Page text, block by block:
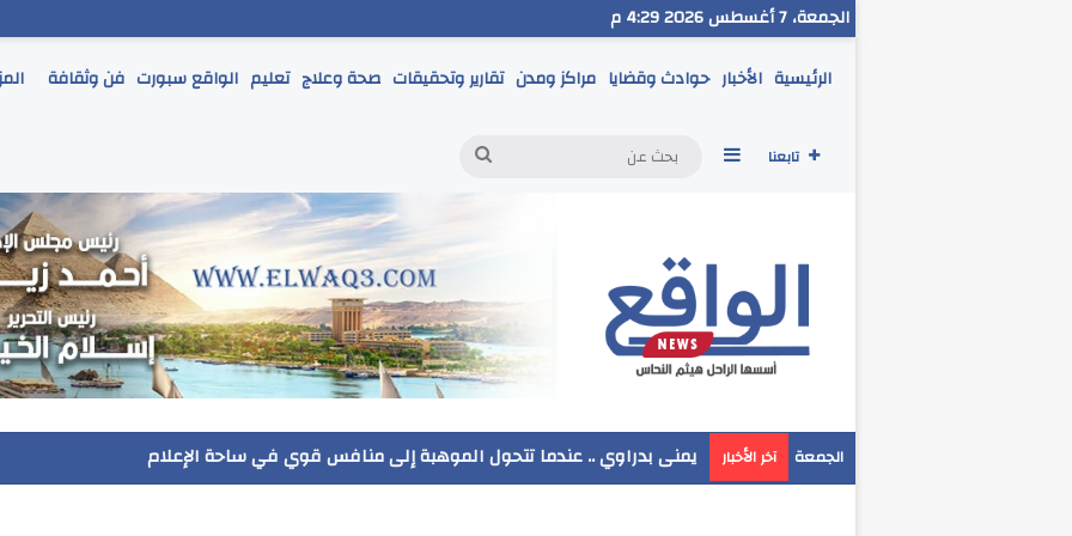
الجمعة، 7 أغسطس 2026 4:29 م
الرئيسية الأخبار حوادث وقضايا مراكز ومدن تقارير وتحقيقات صحة وعلاج تعليم الواقع سبورت فن وثقافة
تابعنا إضافة عمود جانبي
الجمعة آخر الأخبار مدير تعليم البحر الاحمر يتابع انطلاق امتحانات الشهادة الإعدادية ويؤكد: الانضباط